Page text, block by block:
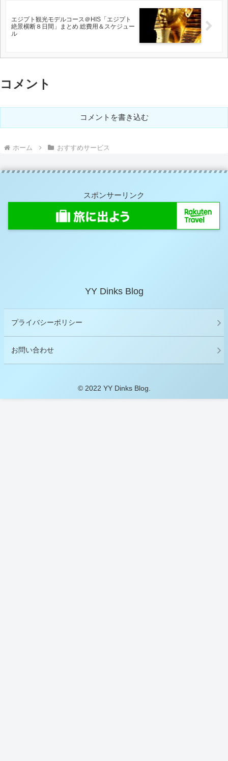
エジプト観光モデルコース＠HIS「エジプト
絶景横断８日間」まとめ 総費用＆スケジュー
ル
コメント
コメントを書き込む
ホーム おすすめサービス
スポンサーリンク
YY Dinks Blog
プライバシーポリシー
お問い合わせ
© 2022 YY Dinks Blog.